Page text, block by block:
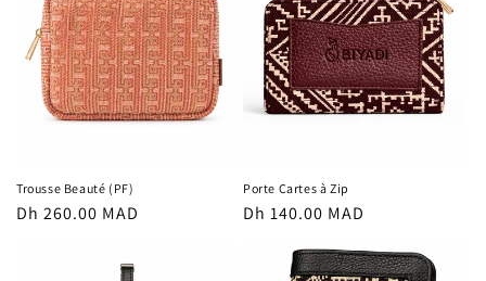
Trousse Beauté (PF)
Prix
Dh 260.00 MAD
Porte Cartes à Zip
Prix
Dh 140.00 MAD